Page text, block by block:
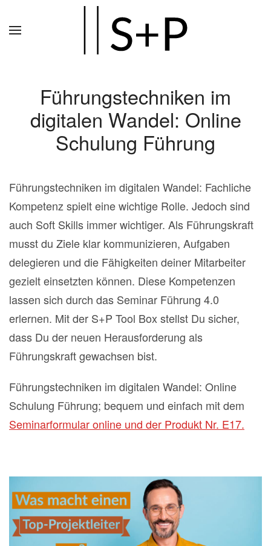
Führungstechniken im
digitalen Wandel: Online
Schulung Führung
Führungstechniken im digitalen Wandel: Fachliche
Kompetenz spielt eine wichtige Rolle. Jedoch sind
auch Soft Skills immer wichtiger. Als Führungskraft
musst du Ziele klar kommunizieren, Aufgaben
delegieren und die Fähigkeiten deiner Mitarbeiter
gezielt einsetzten können. Diese Kompetenzen
lassen sich durch das Seminar Führung 4.0
erlernen. Mit der S+P Tool Box stellst Du sicher,
dass Du der neuen Herausforderung als
Führungskraft gewachsen bist.
Führungstechniken im digitalen Wandel: Online
Schulung Führung; bequem und einfach mit dem
Seminarformular online und der Produkt Nr. E17.